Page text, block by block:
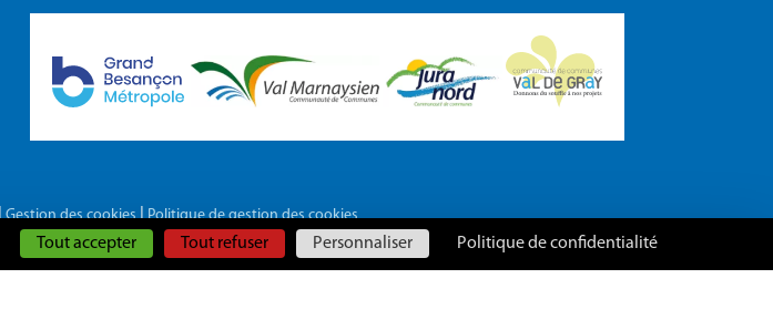
Gestion des cookies|Politique de gestion des cookies
Tout accepter Tout refuser Personnaliser Politique de confidentialité